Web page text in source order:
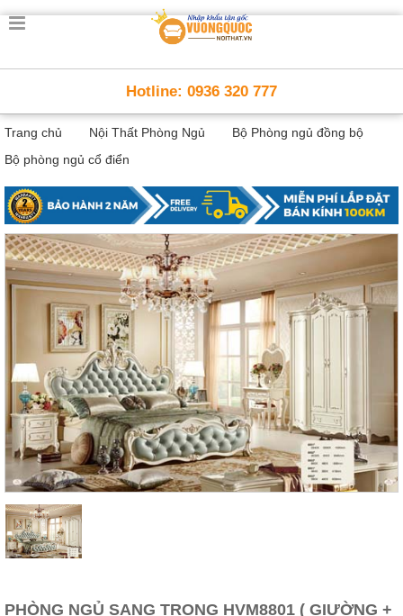
Trang
Thông
Minh
Nội
thất
minh
Nội
Thất
Trẻ
Em
Nội
Thất
Phòng
Khách
tủ
Bàn
trà...
Nội
Phòng
Hotline: 0936 320 777
Trang chủ Nội Thất Phòng Ngủ
Bộ Phòng ngủ đồng bộ
Bộ phòng ngủ cổ điển
PHÒNG NGỦ SANG TRỌNG HVM8801 ( GIƯỜNG +